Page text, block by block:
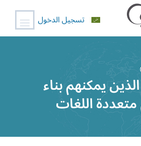
تسجيل الدخول
يمكنهم بناء
اللغات